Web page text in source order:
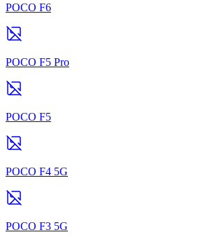
POCO F6
POCO F5 Pro
POCO F5
POCO F4 5G
POCO F3 5G